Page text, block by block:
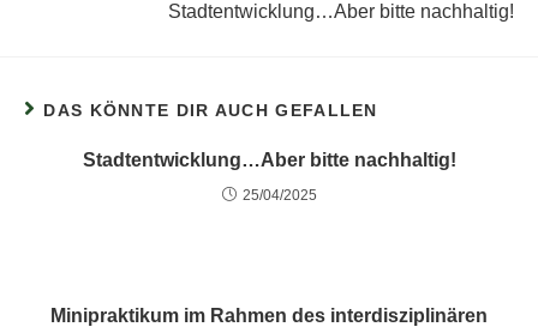
Stadtentwicklung…Aber bitte nachhaltig!
DAS KÖNNTE DIR AUCH GEFALLEN
Stadtentwicklung…Aber bitte nachhaltig!
25/04/2025
Minipraktikum im Rahmen des interdisziplinären